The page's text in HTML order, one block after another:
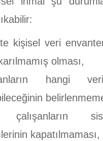
kişisel veri
olması,
hangi
çalışanların
kapatılmaması,